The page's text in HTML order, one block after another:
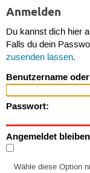
Anmelden
Du kannst dich hier
Falls du dein
zusenden lassen.
Benutzername
Passwort:
Angemeldet
Wähle diese Option